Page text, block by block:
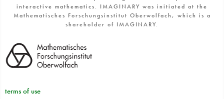
interactive mathematics. IMAGINARY was initiated at the
Mathematisches Forschungsinstitut Oberwolfach, which is a
shareholder of IMAGINARY.
terms of use